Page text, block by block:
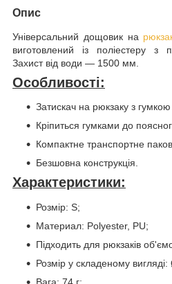
Опис
Універсальний дощовик на
виготовлений із поліестеру з
Захист від води — 1500 мм.
Особливості:
Затискач на рюкзаку з
Кріпиться гумками до
Компактне транспортне
Безшовна конструкція.
Характеристики:
Розмір: S;
Материал: Polyester, PU;
Підходить для рюкзаків
Розмір у складеному